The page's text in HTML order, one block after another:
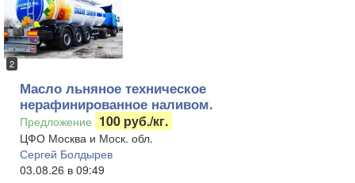
2
Масло льняное техническое
нерафинированное наливом.
Предложение 100 руб./кг.
ЦФО Москва и Моск. обл.
Сергей Болдырев
03.08.26 в 09:49